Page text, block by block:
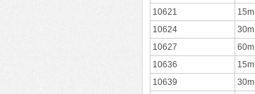
10621
15m
10624
30m
10627
60m
10636
15m
10639
30m